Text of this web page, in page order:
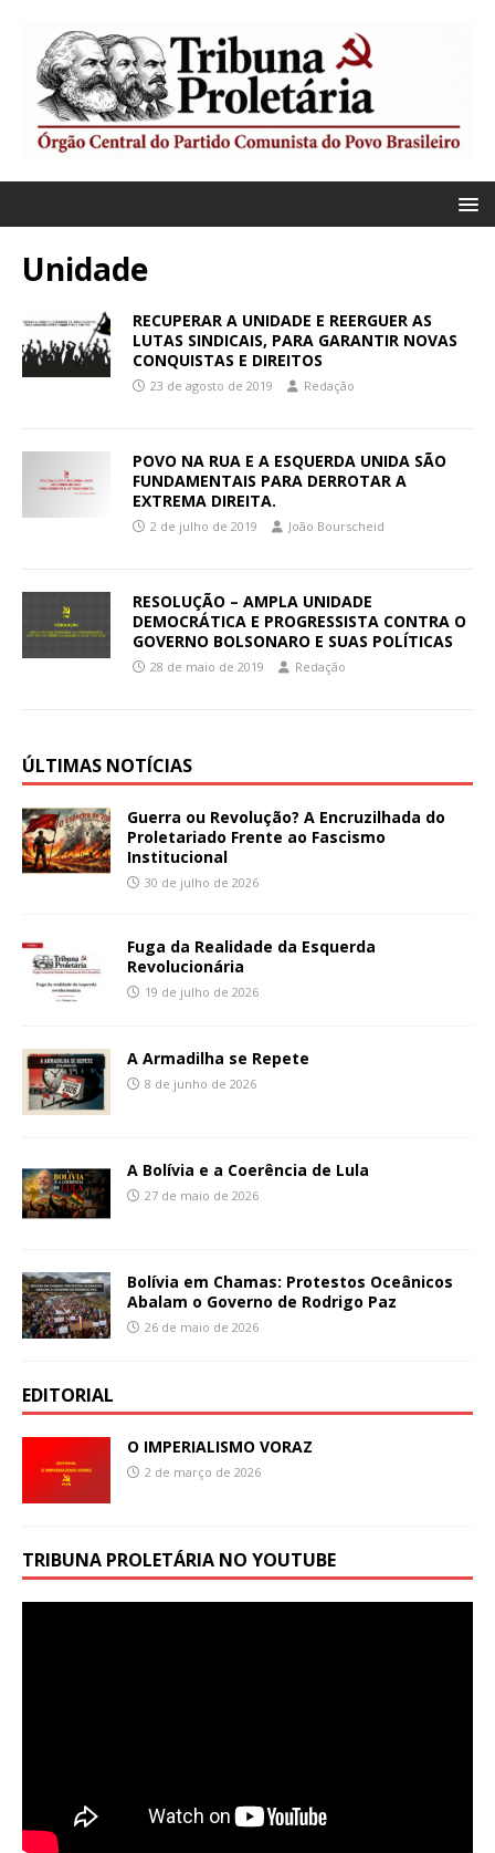
Unidade
RECUPERAR A UNIDADE E REERGUER AS
LUTAS SINDICAIS, PARA GARANTIR NOVAS
CONQUISTAS E DIREITOS
23 de agosto de 2019 Redação
POVO NA RUA E A ESQUERDA UNIDA SÃO
FUNDAMENTAIS PARA DERROTAR A
EXTREMA DIREITA.
2 de julho de 2019 João Bourscheid
RESOLUÇÃO – AMPLA UNIDADE
DEMOCRÁTICA E PROGRESSISTA CONTRA O
GOVERNO BOLSONARO E SUAS POLÍTICAS
28 de maio de 2019 Redação
ÚLTIMAS NOTÍCIAS
Guerra ou Revolução? A Encruzilhada do
Proletariado Frente ao Fascismo
Institucional
30 de julho de 2026
Fuga da Realidade da Esquerda
Revolucionária
19 de julho de 2026
A Armadilha se Repete
8 de junho de 2026
A Bolívia e a Coerência de Lula
27 de maio de 2026
Bolívia em Chamas: Protestos Oceânicos
Abalam o Governo de Rodrigo Paz
26 de maio de 2026
EDITORIAL
O IMPERIALISMO VORAZ
2 de março de 2026
TRIBUNA PROLETÁRIA NO YOUTUBE